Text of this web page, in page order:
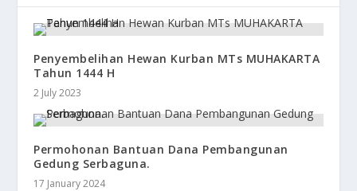
Penyembelihan Hewan Kurban MTs MUHAKARTA
Tahun 1444 H
2 July 2023
Permohonan Bantuan Dana Pembangunan
Gedung Serbaguna.
17 January 2024